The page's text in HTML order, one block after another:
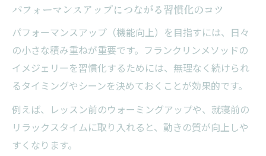
パフォーマンスアップにつながる習慣化のコツ
パフォーマンスアップ（機能向上）を目指すには、日々
の小さな積み重ねが重要です。フランクリンメソッドの
イメジェリーを習慣化するためには、無理なく続けられ
るタイミングやシーンを決めておくことが効果的です。
例えば、レッスン前のウォーミングアップや、就寝前の
リラックスタイムに取り入れると、動きの質が向上しや
すくなります。